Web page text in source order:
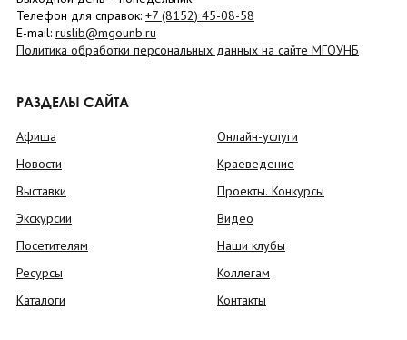
Телефон для справок: +7 (8152) 45-08-58
E-mail: ruslib@mgounb.ru
Политика обработки персональных данных на сайте МГОУНБ
РАЗДЕЛЫ САЙТА
Афиша
Новости
Выставки
Экскурсии
Посетителям
Ресурсы
Каталоги
Онлайн-услуги
Краеведение
Проекты. Конкурсы
Видео
Наши клубы
Коллегам
Контакты